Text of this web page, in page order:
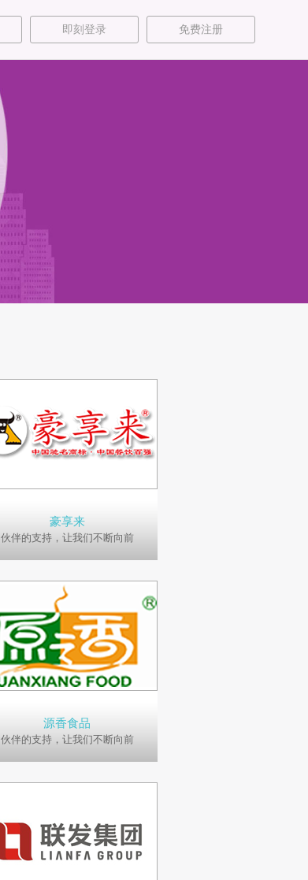
即刻登录 免费注册
豪享来
伙伴的支持，让我们不断向前
源香食品
伙伴的支持，让我们不断向前